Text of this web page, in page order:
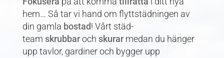
hem… Så tar vi hand om flyttstädningen av
din gamla bostad! Vårt städ-
team skrubbaroch skurarmedan du hänger
upp tavlor, gardiner och bygger upp